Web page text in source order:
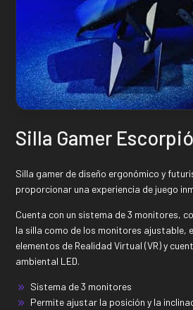
Silla Gamer
Silla gamer de diseño ergonómico y
proporcionar una experiencia de juego
Cuenta con un sistema de 3 monitores,
la silla como de los monitores ajustable,
elementos de Realidad Virtual (VR) y
ambiental LED.
Sistema de 3 monitores
Permite ajustar la posición y la